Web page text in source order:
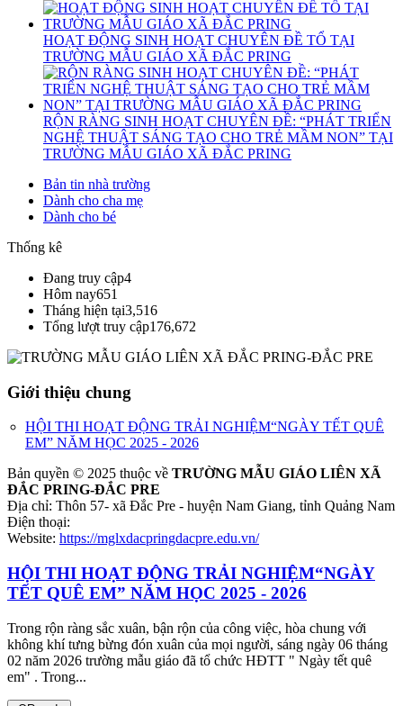
HOẠT ĐỘNG SINH HOẠT CHUYÊN ĐỀ TỔ TẠI
TRƯỜNG MẪU GIÁO XÃ ĐẮC PRING
RỘN RÀNG SINH HOẠT CHUYÊN ĐỀ: “PHÁT TRIỂN
NGHỆ THUẬT SÁNG TẠO CHO TRẺ MẦM NON” TẠI
TRƯỜNG MẪU GIÁO XÃ ĐẮC PRING
Bản tin nhà trường
Dành cho cha mẹ
Dành cho bé
Thống kê
Đang truy cập4
Hôm nay651
Tháng hiện tại3,516
Tổng lượt truy cập176,672
Giới thiệu chung
HỘI THI HOẠT ĐỘNG TRẢI NGHIỆM“NGÀY TẾT QUÊ
EM” NĂM HỌC 2025 - 2026
Bản quyền © 2025 thuộc về TRƯỜNG MẪU GIÁO LIÊN XÃ
ĐẮC PRING-ĐẮC PRE
Địa chỉ: Thôn 57- xã Đắc Pre - huyện Nam Giang, tỉnh Quảng Nam
Điện thoại:
Website: https://mglxdacpringdacpre.edu.vn/
HỘI THI HOẠT ĐỘNG TRẢI NGHIỆM“NGÀY
TẾT QUÊ EM” NĂM HỌC 2025 - 2026
Trong rộn ràng sắc xuân, bận rộn của công việc, hòa chung với
không khí tưng bừng đón xuân của mọi người, sáng ngày 06 tháng
02 năm 2026 trường mẫu giáo đã tổ chức HĐTT " Ngày tết quê
em" . Trong...